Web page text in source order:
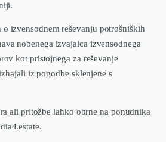
izvensodnem reševanju potrošniških
nobenega izvajalca izvensodnega
kot pristojnega za reševanje
iz pogodbe sklenjene s
ali pritožbe lahko obrne na ponudnika